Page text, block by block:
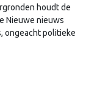
houdt de
Nieuwe nieuws
ongeacht politieke